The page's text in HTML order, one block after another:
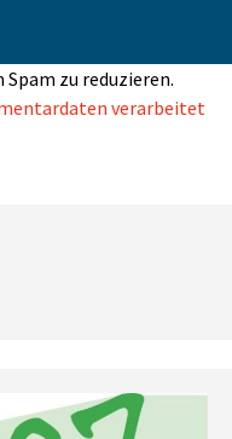
zu reduzieren.
verarbeitet